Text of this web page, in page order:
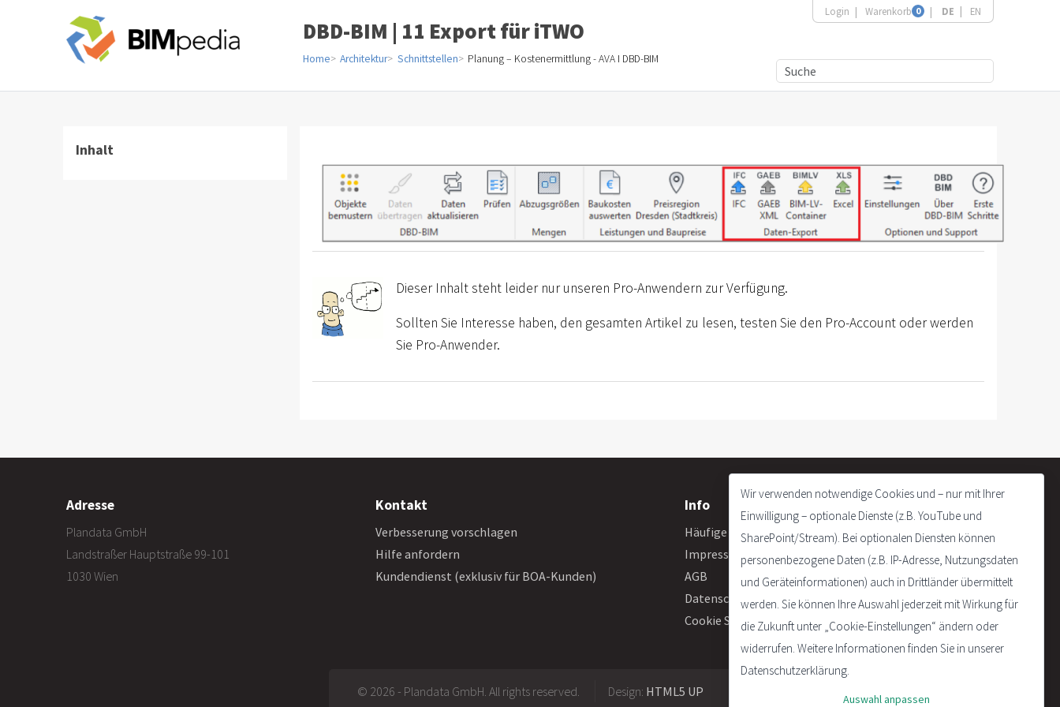
Login Warenkorb 0 DE EN
DBD-BIM | 11 Export für iTWO
Home Architektur Schnittstellen Planung – Kostenermittlung - AVA I DBD-BIM
Inhalt
Dieser Inhalt steht leider nur unseren Pro-Anwendern zur Verfügung.
Sollten Sie Interesse haben, den gesamten Artikel zu lesen, testen Sie den Pro-Account oder werden
Sie Pro-Anwender.
Adresse
Plandata GmbH
Landstraßer Hauptstraße 99-101
1030 Wien
Kontakt
Verbesserung vorschlagen
Hilfe anfordern
Kundendienst (exklusiv für BOA-Kunden)
Info
Häufige Fragen
Impressum
AGB
Datenschutzerklärung
Cookie Settings
© 2026 - Plandata GmbH. All rights reserved. Design: HTML5 UP
Wir verwenden notwendige Cookies und – nur mit Ihrer
Einwilligung – optionale Dienste (z.B. YouTube und
SharePoint/Stream). Bei optionalen Diensten können
personenbezogene Daten (z.B. IP-Adresse, Nutzungsdaten
und Geräteinformationen) auch in Drittländer übermittelt
werden. Sie können Ihre Auswahl jederzeit mit Wirkung für
die Zukunft unter „Cookie-Einstellungen“ ändern oder
widerrufen. Weitere Informationen finden Sie in unserer
Datenschutzerklärung.
Auswahl anpassen